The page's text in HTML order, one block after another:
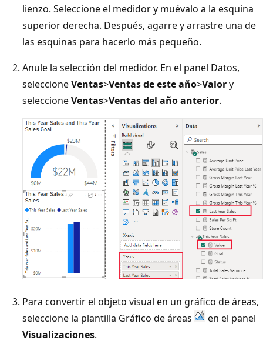
lienzo. Seleccione el medidor y muévalo a la esquina
superior derecha. Después, agarre y arrastre una de
las esquinas para hacerlo más pequeño.
Anule la selección del medidor. En el panel Datos,
seleccioneVentas>Ventas de este año>Valory
seleccioneVentas>Ventas del año anterior.
Para convertir el objeto visual en un gráfico de áreas,
seleccione la plantilla Gráfico de áreas
en el panel
Visualizaciones.